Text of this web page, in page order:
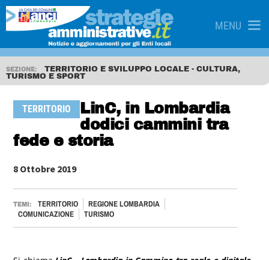
MENU
SEZIONE:
TERRITORIO E SVILUPPO LOCALE - CULTURA,
TURISMO E SPORT
TERRITORIO
LinC, in Lombardia
dodici cammini tra
fede e storia
8 Ottobre 2019
TEMI: TERRITORIO
REGIONE LOMBARDIA
COMUNICAZIONE
TURISMO